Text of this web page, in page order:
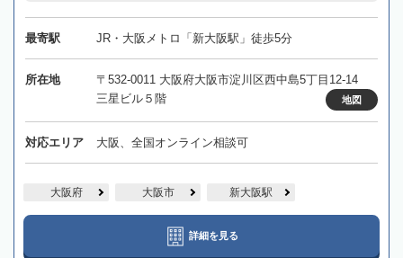
最寄駅 JR・大阪メトロ「新大阪駅」徒歩5分
所在地
〒532-0011 大阪府大阪市淀川区西中島5丁目12-14
三星ビル５階
地図
対応エリア 大阪、全国オンライン相談可
大阪府 大阪市 新大阪駅
詳細を見る